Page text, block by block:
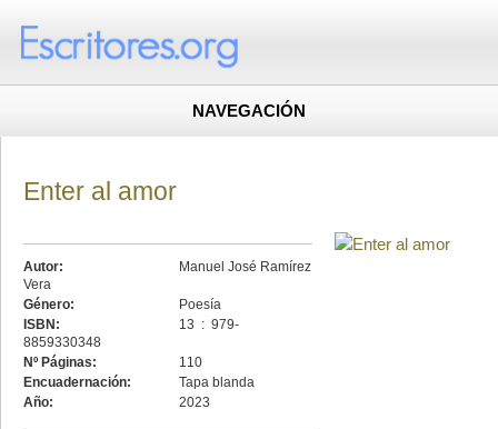
NAVEGACIÓN
Enter al amor
Autor:
Manuel José Ramírez
Vera
Género:
Poesía
ISBN:
13 ‏ : ‎ 979-
8859330348
Nº Páginas:
110
Encuadernación:
Tapa blanda
Año:
2023